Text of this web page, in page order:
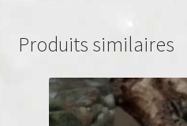
Produits similaires